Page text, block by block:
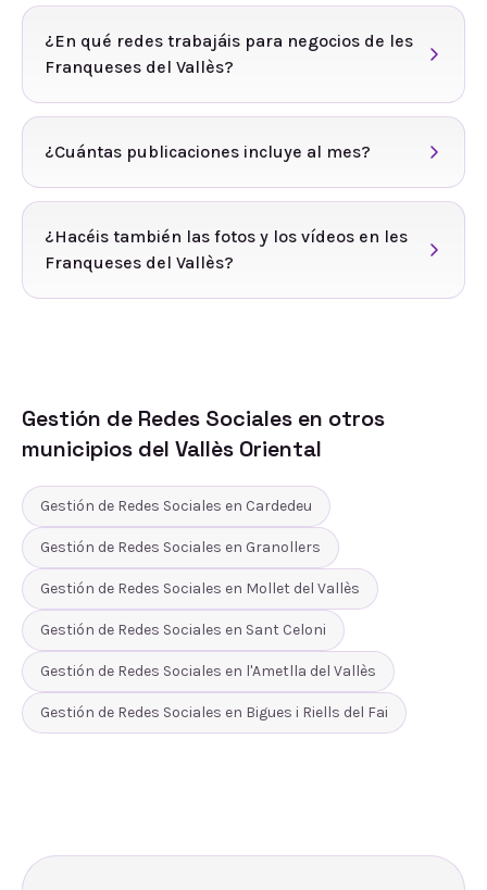
¿En qué redes trabajáis para negocios de les
Franqueses del Vallès?
¿Cuántas publicaciones incluye al mes?
¿Hacéis también las fotos y los vídeos en les
Franqueses del Vallès?
Gestión de Redes Sociales en otros
municipios del Vallès Oriental
Gestión de Redes Sociales en Cardedeu
Gestión de Redes Sociales en Granollers
Gestión de Redes Sociales en Mollet del Vallès
Gestión de Redes Sociales en Sant Celoni
Gestión de Redes Sociales en l'Ametlla del Vallès
Gestión de Redes Sociales en Bigues i Riells del Fai